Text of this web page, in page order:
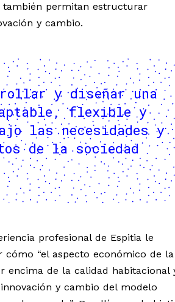
también permitan estructurar
y cambio.
y diseñar una
flexible y
las necesidades y
de la sociedad
profesional de Espitia le
cómo “el aspecto económico de la
encima de la calidad habitacional
y cambio del modelo